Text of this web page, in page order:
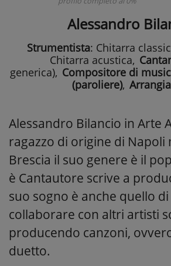
Alessandro
Strumentista: Chitarra
Chitarra acustica,
generica), Compositore di
(paroliere),
Alessandro Bilancio in Arte
ragazzo di origine di Napoli
Brescia il suo genere è il
è Cantautore scrive a
suo sogno è anche quello
collaborare con altri artisti
producendo canzoni,
duetto.